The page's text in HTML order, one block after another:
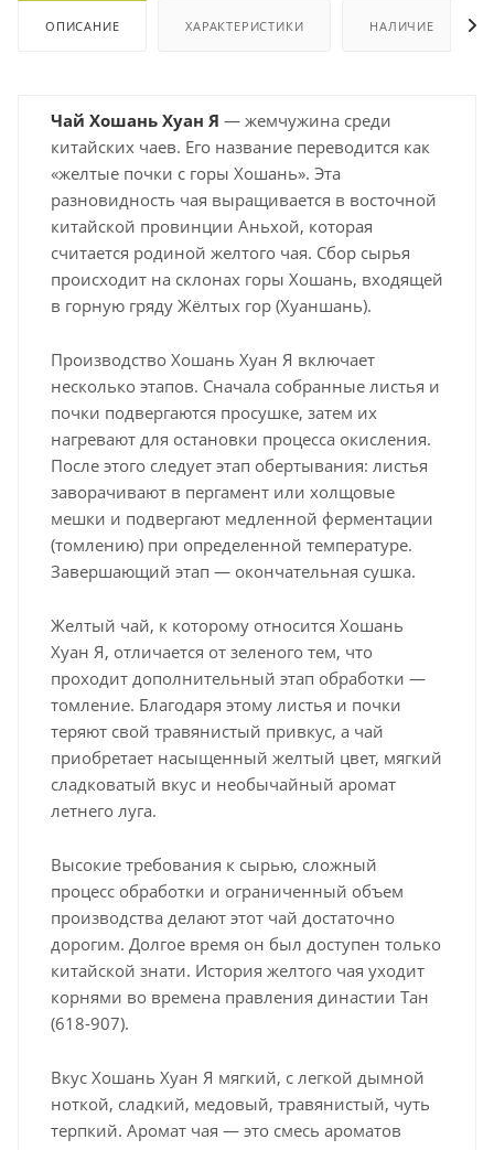
ОПИСАНИЕ ХАРАКТЕРИСТИКИ НАЛИЧИЕ
Чай Хошань Хуан Я — жемчужина среди
китайских чаев. Его название переводится как
«желтые почки с горы Хошань». Эта
разновидность чая выращивается в восточной
китайской провинции Аньхой, которая
считается родиной желтого чая. Сбор сырья
происходит на склонах горы Хошань, входящей
в горную гряду Жёлтых гор (Хуаншань).
Производство Хошань Хуан Я включает
несколько этапов. Сначала собранные листья и
почки подвергаются просушке, затем их
нагревают для остановки процесса окисления.
После этого следует этап обертывания: листья
заворачивают в пергамент или холщовые
мешки и подвергают медленной ферментации
(томлению) при определенной температуре.
Завершающий этап — окончательная сушка.
Желтый чай, к которому относится Хошань
Хуан Я, отличается от зеленого тем, что
проходит дополнительный этап обработки —
томление. Благодаря этому листья и почки
теряют свой травянистый привкус, а чай
приобретает насыщенный желтый цвет, мягкий
сладковатый вкус и необычайный аромат
летнего луга.
Высокие требования к сырью, сложный
процесс обработки и ограниченный объем
производства делают этот чай достаточно
дорогим. Долгое время он был доступен только
китайской знати. История желтого чая уходит
корнями во времена правления династии Тан
(618-907).
Вкус Хошань Хуан Я мягкий, с легкой дымной
ноткой, сладкий, медовый, травянистый, чуть
терпкий. Аромат чая — это смесь ароматов